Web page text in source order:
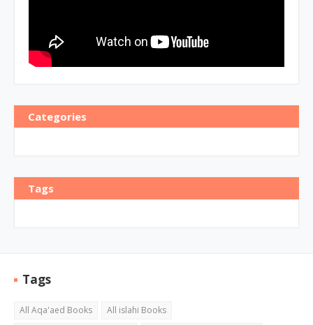
Categories
Tags
Tags
All Aqa'aed Books
All islahi Books